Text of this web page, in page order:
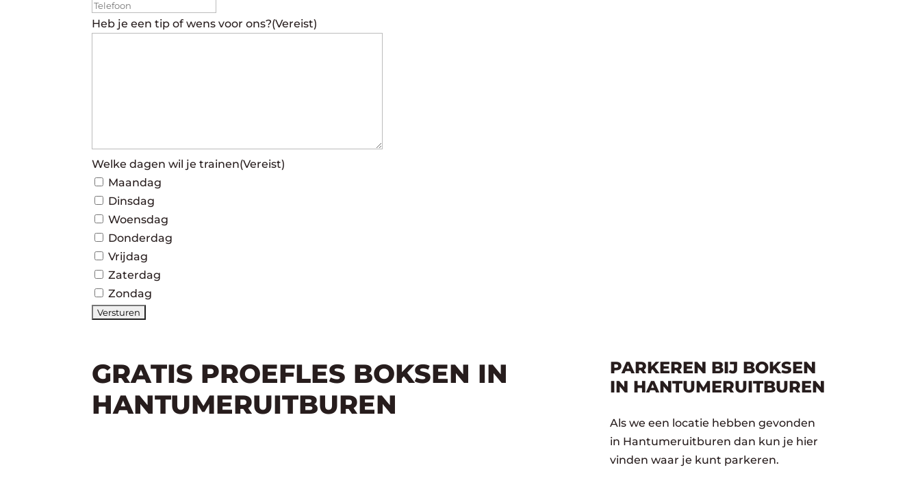
Heb je een tip of wens voor ons?(Vereist)
Welke dagen wil je trainen(Vereist)
Maandag
Dinsdag
Woensdag
Donderdag
Vrijdag
Zaterdag
Zondag
GRATIS PROEFLES BOKSEN IN
HANTUMERUITBUREN
PARKEREN BIJ BOKSEN
IN HANTUMERUITBUREN
Als we een locatie hebben gevonden
in Hantumeruitburen dan kun je hier
vinden waar je kunt parkeren.